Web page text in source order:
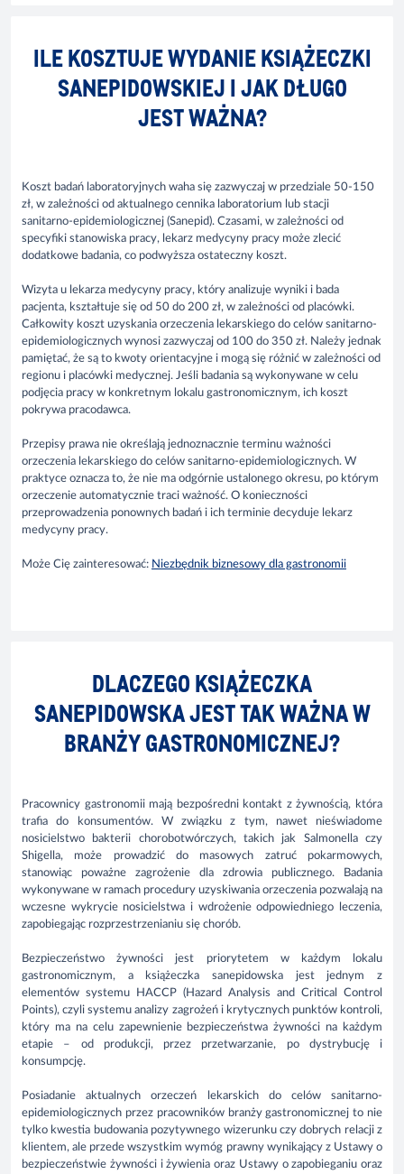
ILE KOSZTUJE WYDANIE KSIĄŻECZKI
SANEPIDOWSKIEJ I JAK DŁUGO
JEST WAŻNA?
Koszt badań laboratoryjnych waha się zazwyczaj w przedziale 50-150
zł, w zależności od aktualnego cennika laboratorium lub stacji
sanitarno-epidemiologicznej (Sanepid). Czasami, w zależności od
specyfiki stanowiska pracy, lekarz medycyny pracy może zlecić
dodatkowe badania, co podwyższa ostateczny koszt.
Wizyta u lekarza medycyny pracy, który analizuje wyniki i bada
pacjenta, kształtuje się od 50 do 200 zł, w zależności od placówki.
Całkowity koszt uzyskania orzeczenia lekarskiego do celów sanitarno-
epidemiologicznych wynosi zazwyczaj od 100 do 350 zł. Należy jednak
pamiętać, że są to kwoty orientacyjne i mogą się różnić w zależności od
regionu i placówki medycznej. Jeśli badania są wykonywane w celu
podjęcia pracy w konkretnym lokalu gastronomicznym, ich koszt
pokrywa pracodawca.
Przepisy prawa nie określają jednoznacznie terminu ważności
orzeczenia lekarskiego do celów sanitarno-epidemiologicznych. W
praktyce oznacza to, że nie ma odgórnie ustalonego okresu, po którym
orzeczenie automatycznie traci ważność. O konieczności
przeprowadzenia ponownych badań i ich terminie decyduje lekarz
medycyny pracy.
Może Cię zainteresować: Niezbędnik biznesowy dla gastronomii
DLACZEGO KSIĄŻECZKA
SANEPIDOWSKA JEST TAK WAŻNA W
BRANŻY GASTRONOMICZNEJ?
Pracownicy gastronomii mają bezpośredni kontakt z żywnością, która
trafia do konsumentów. W związku z tym, nawet nieświadome
nosicielstwo bakterii chorobotwórczych, takich jak Salmonella czy
Shigella, może prowadzić do masowych zatruć pokarmowych,
stanowiąc poważne zagrożenie dla zdrowia publicznego. Badania
wykonywane w ramach procedury uzyskiwania orzeczenia pozwalają na
wczesne wykrycie nosicielstwa i wdrożenie odpowiedniego leczenia,
zapobiegając rozprzestrzenianiu się chorób.
Bezpieczeństwo żywności jest priorytetem w każdym lokalu
gastronomicznym, a książeczka sanepidowska jest jednym z
elementów systemu HACCP (Hazard Analysis and Critical Control
Points), czyli systemu analizy zagrożeń i krytycznych punktów kontroli,
który ma na celu zapewnienie bezpieczeństwa żywności na każdym
etapie – od produkcji, przez przetwarzanie, po dystrybucję i
konsumpcję.
Posiadanie aktualnych orzeczeń lekarskich do celów sanitarno-
epidemiologicznych przez pracowników branży gastronomicznej to nie
tylko kwestia budowania pozytywnego wizerunku czy dobrych relacji z
klientem, ale przede wszystkim wymóg prawny wynikający z Ustawy o
bezpieczeństwie żywności i żywienia oraz Ustawy o zapobieganiu oraz